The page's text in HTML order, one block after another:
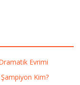
Evrimi
Kim?